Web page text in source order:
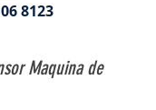
8123
Maquina de